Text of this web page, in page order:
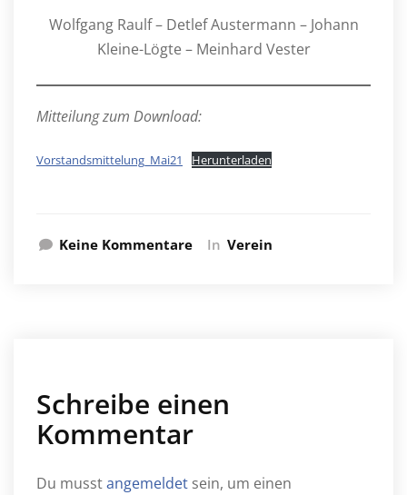
Wolfgang Raulf – Detlef Austermann – Johann
Kleine-Lögte – Meinhard Vester
Mitteilung zum Download:
Vorstandsmittelung_Mai21 Herunterladen
Keine Kommentare In Verein
Schreibe einen
Kommentar
Du musstangemeldet sein, um einen